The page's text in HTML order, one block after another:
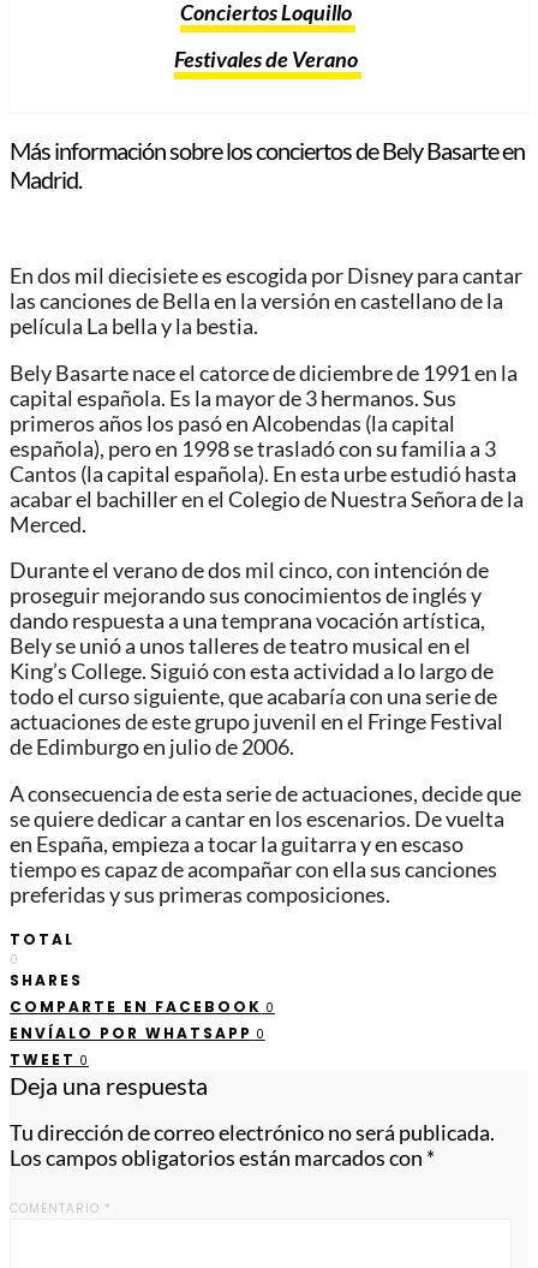
Conciertos Loquillo
Festivales de Verano
Más información sobre los conciertos de Bely Basarte en
Madrid.
En dos mil diecisiete es escogida por Disney para cantar
las canciones de Bella en la versión en castellano de la
película La bella y la bestia.
Bely Basarte nace el catorce de diciembre de 1991 en la
capital española. Es la mayor de 3 hermanos. Sus
primeros años los pasó en Alcobendas (la capital
española), pero en 1998 se trasladó con su familia a 3
Cantos (la capital española). En esta urbe estudió hasta
acabar el bachiller en el Colegio de Nuestra Señora de la
Merced.
Durante el verano de dos mil cinco, con intención de
proseguir mejorando sus conocimientos de inglés y
dando respuesta a una temprana vocación artística,
Bely se unió a unos talleres de teatro musical en el
King’s College. Siguió con esta actividad a lo largo de
todo el curso siguiente, que acabaría con una serie de
actuaciones de este grupo juvenil en el Fringe Festival
de Edimburgo en julio de 2006.
A consecuencia de esta serie de actuaciones, decide que
se quiere dedicar a cantar en los escenarios. De vuelta
en España, empieza a tocar la guitarra y en escaso
tiempo es capaz de acompañar con ella sus canciones
preferidas y sus primeras composiciones.
TOTAL
0
SHARES
COMPARTE EN FACEBOOK 0
ENVÍALO POR WHATSAPP 0
TWEET 0
Deja una respuesta
Tu dirección de correo electrónico no será publicada.
Los campos obligatorios están marcados con *
COMENTARIO *